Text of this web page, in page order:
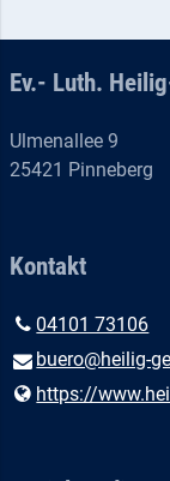
Ev.- Luth.
Ulmenallee 9
25421 Pinneberg
Kontakt
04101 73106
buero@​heilig-
https://